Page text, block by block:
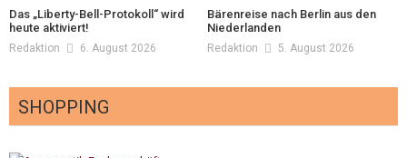
Das „Liberty-Bell-Protokoll“ wird
heute aktiviert!
Redaktion 6. August 2026
Bärenreise nach Berlin aus den
Niederlanden
Redaktion 5. August 2026
SHOPPING